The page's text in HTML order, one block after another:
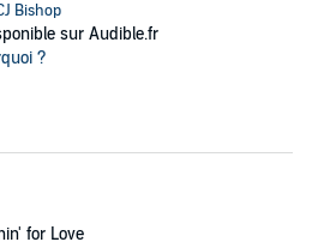
violence, and strong language.
Bishop
sur Audible.fr
?
for Love